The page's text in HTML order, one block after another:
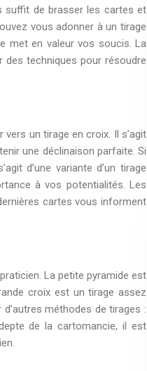
suffit de brasser les cartes et
vous adonner à un tirage
met en valeur vos soucis. La
des techniques pour résoudre
un tirage en croix. Il s’agit
une déclinaison parfaite. Si
d’une variante d’un tirage
à vos potentialités. Les
cartes vous informent
La petite pyramide est
croix est un tirage assez
méthodes de tirages :
de la cartomancie, il est